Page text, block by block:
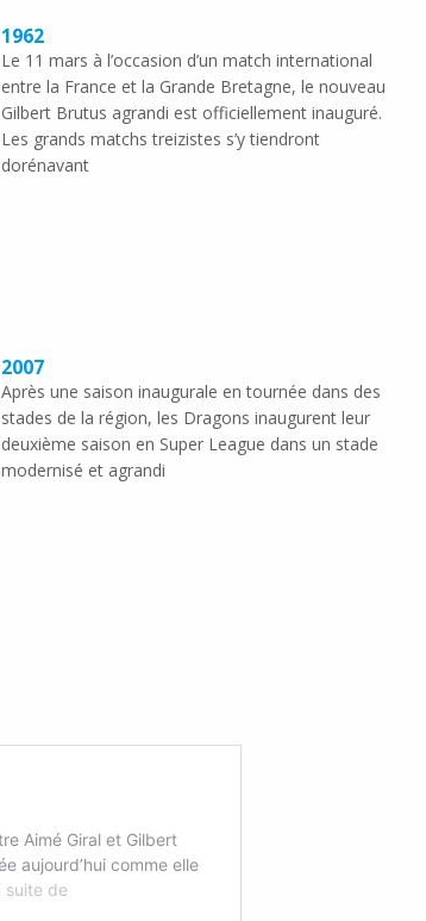
1962
Le 11 mars à l’occasion d’un match international
entre la France et la Grande Bretagne, le nouveau
Gilbert Brutus agrandi est officiellement inauguré.
Les grands matchs treizistes s’y tiendront
dorénavant
2007
Après une saison inaugurale en tournée dans des
stades de la région, les Dragons inaugurent leur
deuxième saison en Super League dans un stade
modernisé et agrandi